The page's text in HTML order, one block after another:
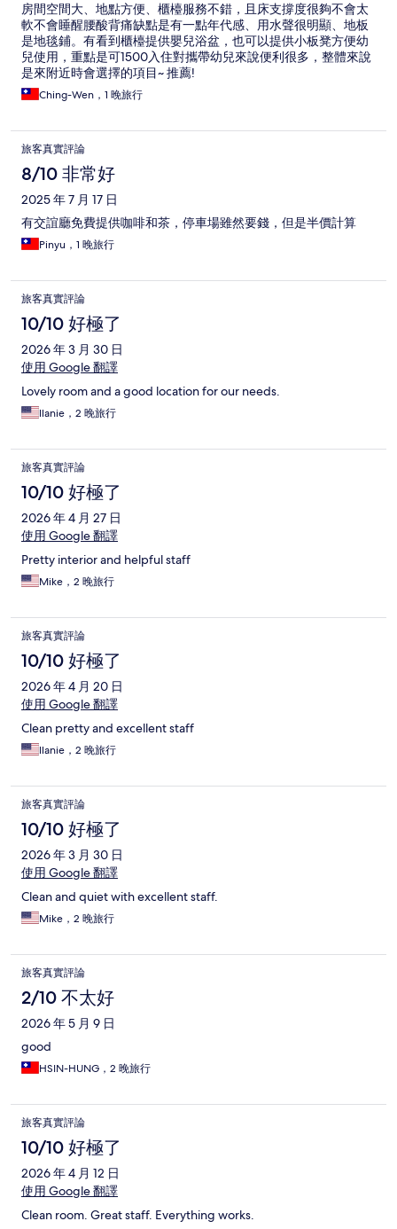
房間空間大、地點方便、櫃檯服務不錯，且床支撐度很夠不會太
軟不會睡醒腰酸背痛缺點是有一點年代感、用水聲很明顯、地板
是地毯鋪。有看到櫃檯提供嬰兒浴盆，也可以提供小板凳方便幼
兒使用，重點是可1500入住對攜帶幼兒來說便利很多，整體來說
是來附近時會選擇的項目~ 推薦!
Ching-Wen，1 晚旅行
旅客真實評論
8/10 非常好
2025 年 7 月 17 日
有交誼廳免費提供咖啡和茶，停車場雖然要錢，但是半價計算
Pinyu，1 晚旅行
旅客真實評論
10/10 好極了
2026 年 3 月 30 日
使用 Google 翻譯
Lovely room and a good location for our needs.
llanie，2 晚旅行
旅客真實評論
10/10 好極了
2026 年 4 月 27 日
使用 Google 翻譯
Pretty interior and helpful staff
Mike，2 晚旅行
旅客真實評論
10/10 好極了
2026 年 4 月 20 日
使用 Google 翻譯
Clean pretty and excellent staff
llanie，2 晚旅行
旅客真實評論
10/10 好極了
2026 年 3 月 30 日
使用 Google 翻譯
Clean and quiet with excellent staff.
Mike，2 晚旅行
旅客真實評論
2/10 不太好
2026 年 5 月 9 日
good
HSIN-HUNG，2 晚旅行
旅客真實評論
10/10 好極了
2026 年 4 月 12 日
使用 Google 翻譯
Clean room. Great staff. Everything works.